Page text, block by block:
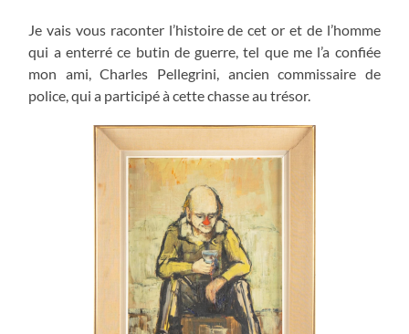
Je vais vous raconter l’histoire de cet or et de l’homme
qui a enterré ce butin de guerre, tel que me l’a confiée
mon ami, Charles Pellegrini, ancien commissaire de
police, qui a participé à cette chasse au trésor.